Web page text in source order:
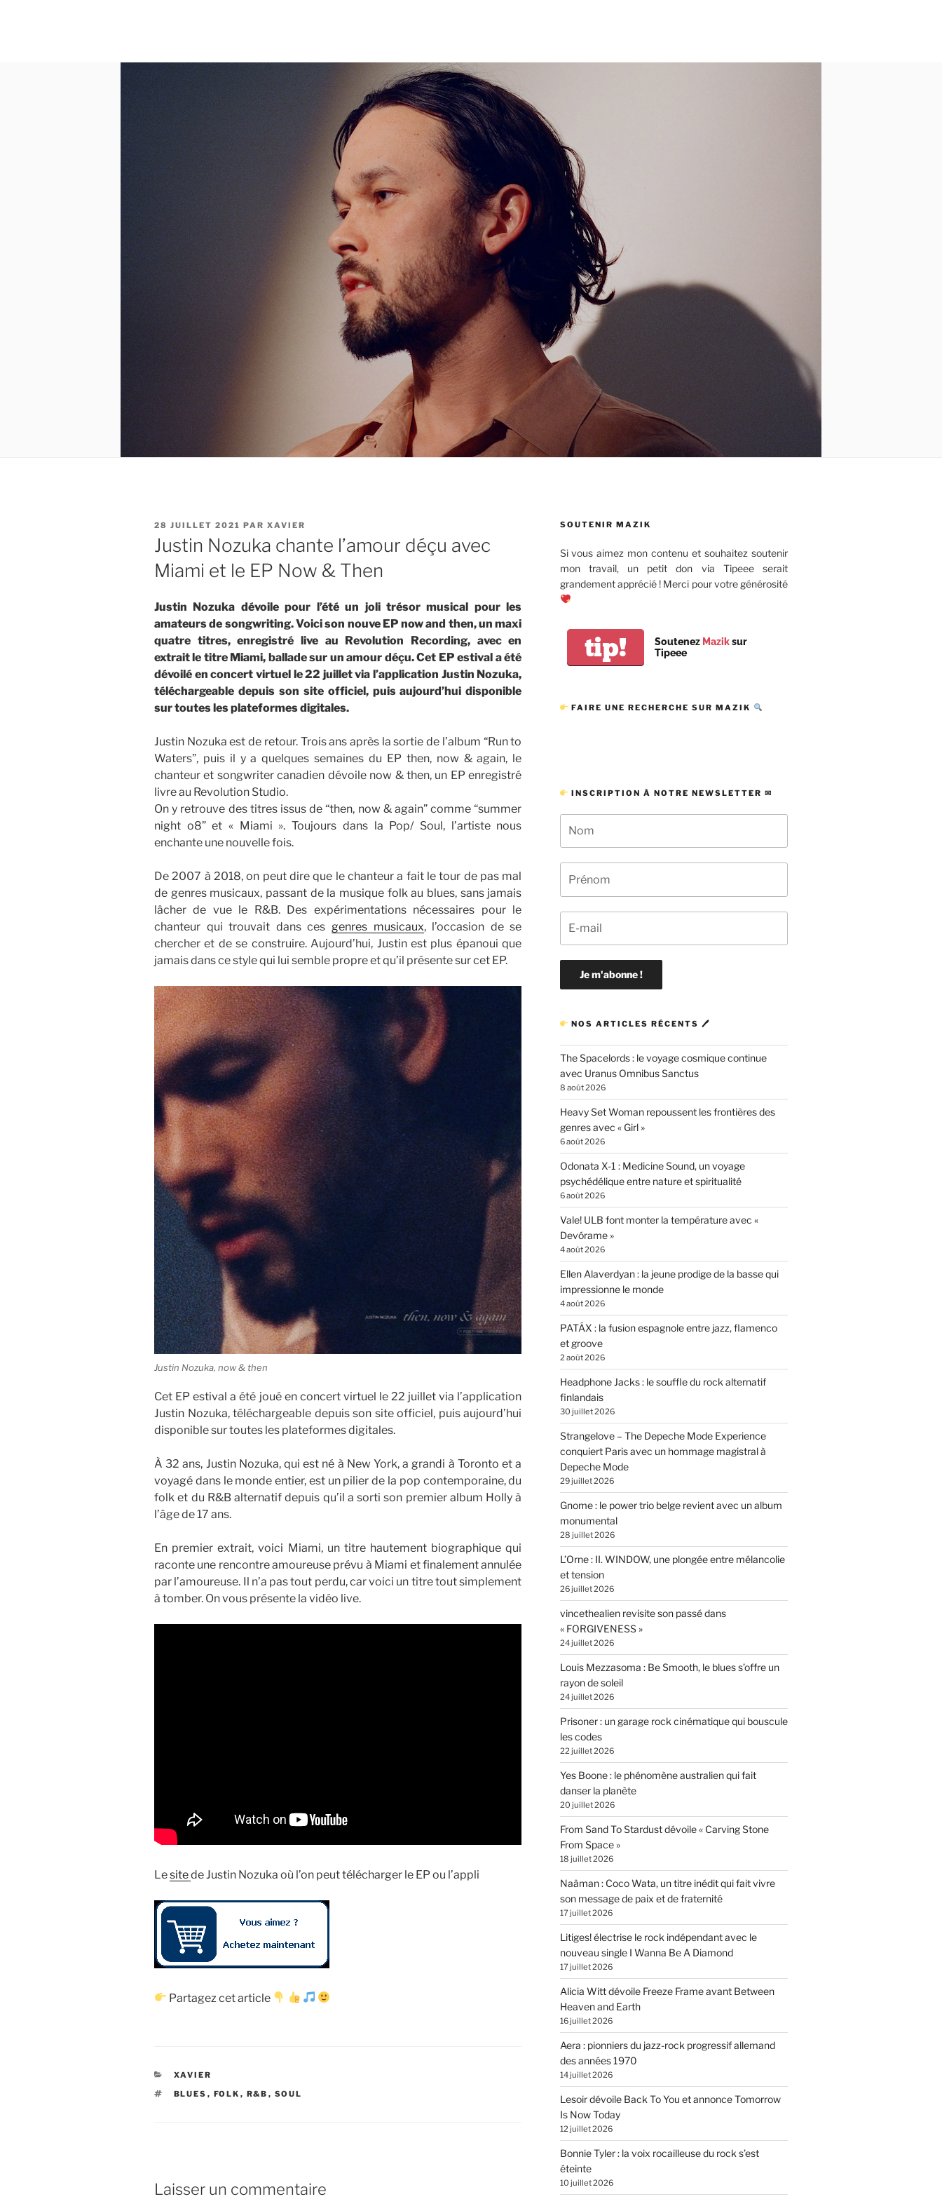
PUBLIÉ
LE
28 JUILLET 2021 PAR XAVIER
Justin Nozuka chante l’amour déçu avec
Miami et le EP Now & Then
Justin Nozuka dévoile pour l’été un joli trésor musical pour les
amateurs de songwriting. Voici son nouve EP now and then, un maxi
quatre titres, enregistré live au Revolution Recording, avec en
extrait le titre Miami, ballade sur un amour déçu. Cet EP estival a été
dévoilé en concert virtuel le 22 juillet via l’application Justin Nozuka,
téléchargeable depuis son site officiel, puis aujourd’hui disponible
sur toutes les plateformes digitales.
Justin Nozuka est de retour. Trois ans après la sortie de l’album “Run to
Waters”, puis il y a quelques semaines du EP then, now & again, le
chanteur et songwriter canadien dévoile now & then, un EP enregistré
livre au Revolution Studio.
On y retrouve des titres issus de “then, now & again” comme “summer
night o8” et « Miami ». Toujours dans la Pop/ Soul, l’artiste nous
enchante une nouvelle fois.
De 2007 à 2018, on peut dire que le chanteur a fait le tour de pas mal
de genres musicaux, passant de la musique folk au blues, sans jamais
lâcher de vue le R&B. Des expérimentations nécessaires pour le
chanteur qui trouvait dans ces genres musicaux, l’occasion de se
chercher et de se construire. Aujourd’hui, Justin est plus épanoui que
jamais dans ce style qui lui semble propre et qu’il présente sur cet EP.
Justin Nozuka, now & then
Cet EP estival a été joué en concert virtuel le 22 juillet via l’application
Justin Nozuka, téléchargeable depuis son site officiel, puis aujourd’hui
disponible sur toutes les plateformes digitales.
À 32 ans, Justin Nozuka, qui est né à New York, a grandi à Toronto et a
voyagé dans le monde entier, est un pilier de la pop contemporaine, du
folk et du R&B alternatif depuis qu’il a sorti son premier album Holly à
l’âge de 17 ans.
En premier extrait, voici Miami, un titre hautement biographique qui
raconte une rencontre amoureuse prévu à Miami et finalement annulée
par l’amoureuse. Il n’a pas tout perdu, car voici un titre tout simplement
à tomber. On vous présente la vidéo live.
Lesitede Justin Nozuka où l’on peut télécharger le EP ou l’appli
Partagez cet article
CATÉGORIES
XAVIER
ÉTIQUETTES
BLUES , FOLK , R&B , SOUL
Laisser un commentaire
SOUTENIR MAZIK
Si vous aimez mon contenu et souhaitez soutenir
mon travail, un petit don via Tipeee serait
grandement apprécié ! Merci pour votre générosité
tip! Soutenez Maziksur
Tipeee
FAIRE UNE RECHERCHE SUR MAZIK
INSCRIPTION À NOTRE NEWSLETTER ✉
NOS ARTICLES RÉCENTS 🖊
The Spacelords : le voyage cosmique continue
avec Uranus Omnibus Sanctus
8 août 2026
Heavy Set Woman repoussent les frontières des
genres avec « Girl »
6 août 2026
Odonata X-1 : Medicine Sound, un voyage
psychédélique entre nature et spiritualité
6 août 2026
Vale! ULB font monter la température avec «
Devórame »
4 août 2026
Ellen Alaverdyan : la jeune prodige de la basse qui
impressionne le monde
4 août 2026
PATÁX : la fusion espagnole entre jazz, flamenco
et groove
2 août 2026
Headphone Jacks : le souffle du rock alternatif
finlandais
30 juillet 2026
Strangelove – The Depeche Mode Experience
conquiert Paris avec un hommage magistral à
Depeche Mode
29 juillet 2026
Gnome : le power trio belge revient avec un album
monumental
28 juillet 2026
L’Orne : II. WINDOW, une plongée entre mélancolie
et tension
26 juillet 2026
vincethealien revisite son passé dans
« FORGIVENESS »
24 juillet 2026
Louis Mezzasoma : Be Smooth, le blues s’offre un
rayon de soleil
24 juillet 2026
Prisoner : un garage rock cinématique qui bouscule
les codes
22 juillet 2026
Yes Boone : le phénomène australien qui fait
danser la planète
20 juillet 2026
From Sand To Stardust dévoile « Carving Stone
From Space »
18 juillet 2026
Naâman : Coco Wata, un titre inédit qui fait vivre
son message de paix et de fraternité
17 juillet 2026
Litiges! électrise le rock indépendant avec le
nouveau single I Wanna Be A Diamond
17 juillet 2026
Alicia Witt dévoile Freeze Frame avant Between
Heaven and Earth
16 juillet 2026
Aera : pionniers du jazz-rock progressif allemand
des années 1970
14 juillet 2026
Lesoir dévoile Back To You et annonce Tomorrow
Is Now Today
12 juillet 2026
Bonnie Tyler : la voix rocailleuse du rock s’est
éteinte
10 juillet 2026